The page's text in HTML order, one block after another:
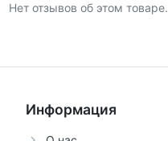
Нет отзывов об этом товаре.
Информация